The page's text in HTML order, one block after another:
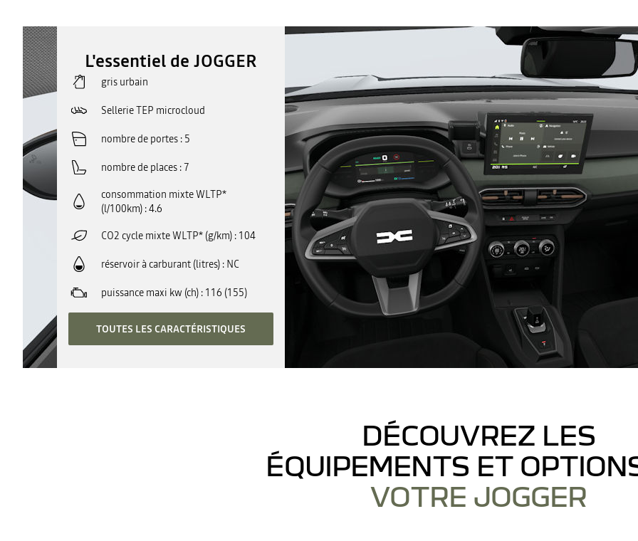
L'essentiel de JOGGER
gris urbain
Sellerie TEP microcloud
nombre de portes 5
nombre de places 7
consommation mixte WLTP*
(l/100km) 4.6
CO2 cycle mixte WLTP* (g/km) 104
réservoir à carburant (litres) NC
puissance maxi kw (ch) 116 (155)
TOUTES LES CARACTÉRISTIQUES
DÉCOUVREZ LES
ÉQUIPEMENTS ET
VOTRE JOGGER